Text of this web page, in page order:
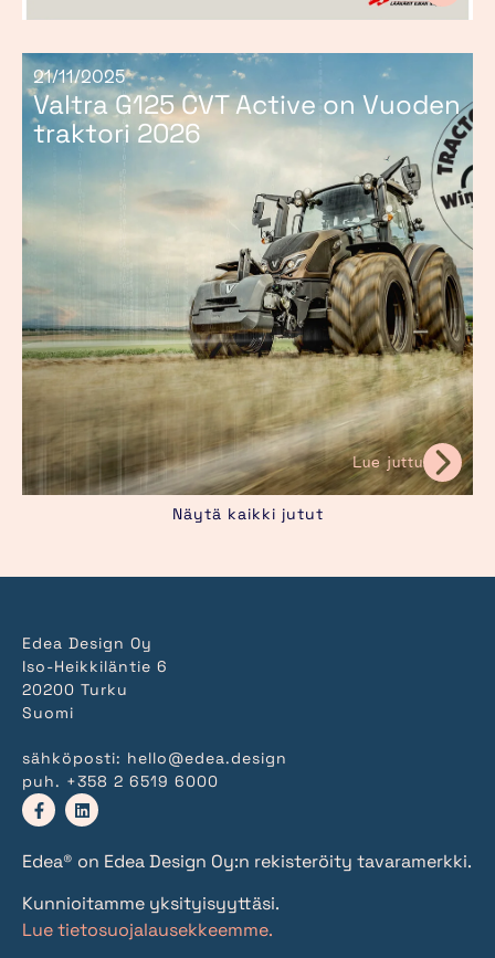
21/11/2025
Valtra G125 CVT Active on Vuoden
traktori 2026
Lue juttu
Näytä kaikki jutut
Edea Design Oy
Iso-Heikkiläntie 6
20200 Turku
Suomi
sähköposti: hello@edea.design
puh. +358 2 6519 6000
Edea® on Edea Design Oy:n rekisteröity tavaramerkki.
Kunnioitamme yksityisyyttäsi.
Lue tietosuojalausekkeemme.